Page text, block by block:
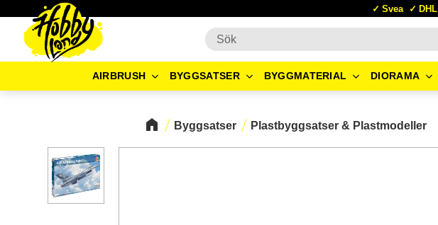
Svea DHL
AIRBRUSH BYGGSATSER BYGGMATERIAL DIORAMA
Byggsatser Plastbyggsatser & Plastmodeller